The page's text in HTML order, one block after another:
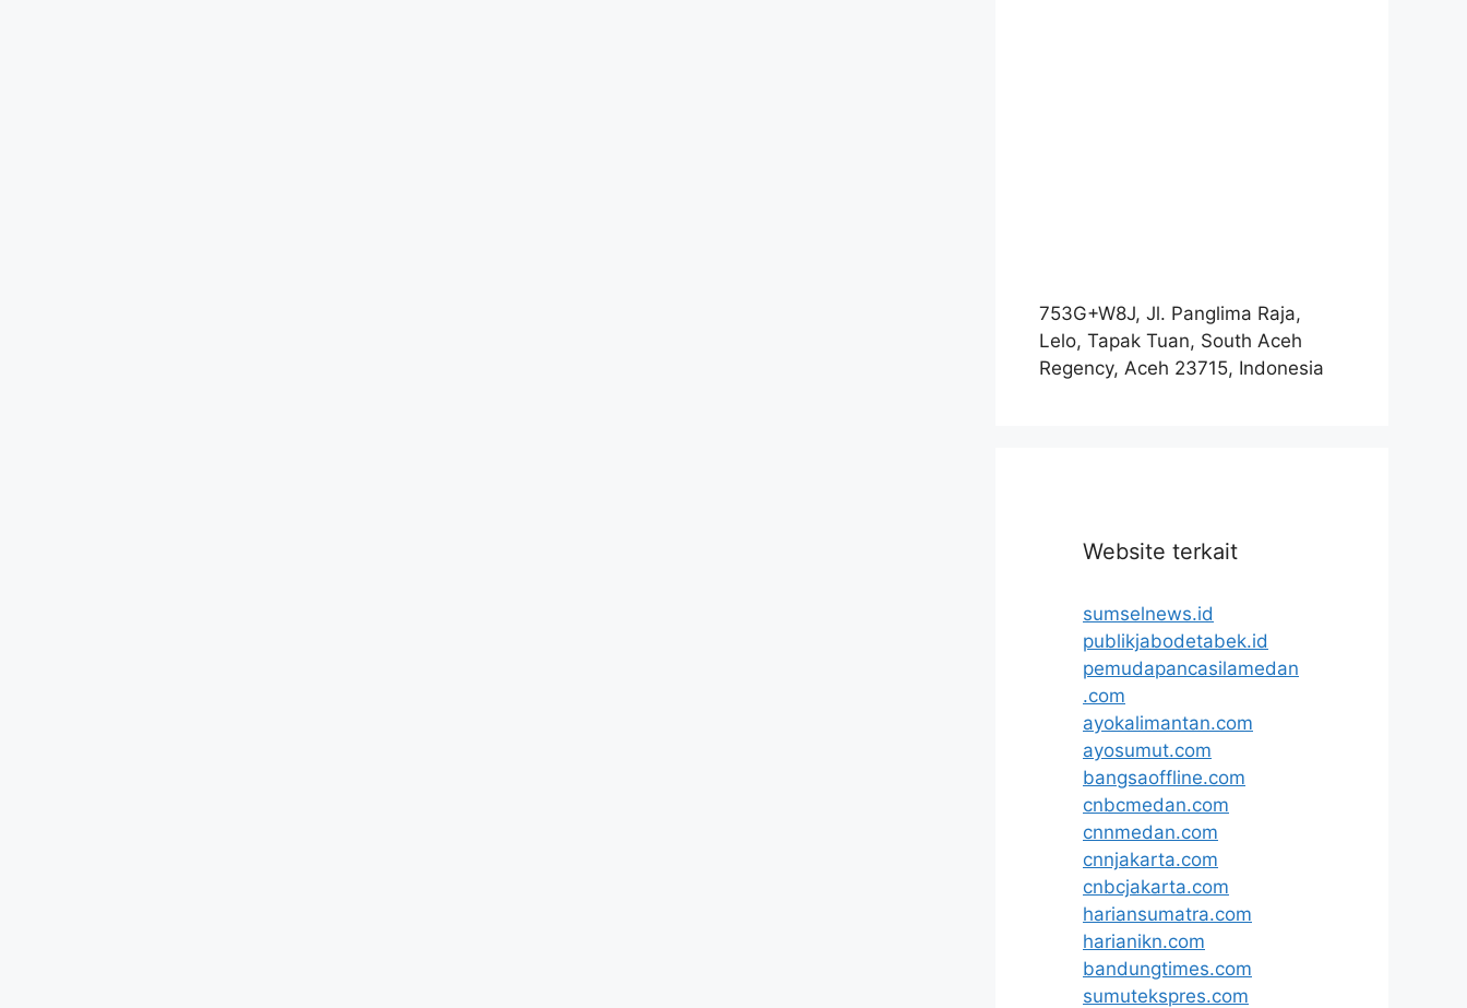
753G+W8J, Jl. Panglima Raja,
Lelo, Tapak Tuan, South Aceh
Regency, Aceh 23715, Indonesia
Website terkait
sumselnews.id
publikjabodetabek.id
pemudapancasilamedan
.com
ayokalimantan.com
ayosumut.com
bangsaoffline.com
cnbcmedan.com
cnnmedan.com
cnnjakarta.com
cnbcjakarta.com
hariansumatra.com
harianikn.com
bandungtimes.com
sumutekspres.com